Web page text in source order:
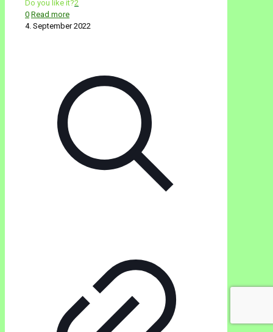
Do you like it?2
0 Read more
4. September 2022